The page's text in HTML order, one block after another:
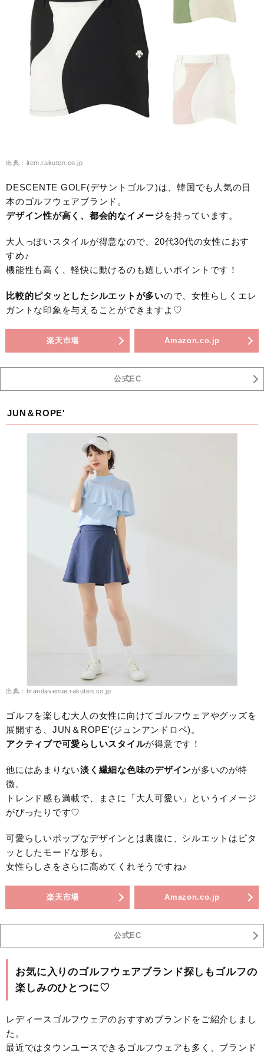
出典：item.rakuten.co.jp
DESCENTE GOLF(デサントゴルフ)は、韓国でも人気の日
本のゴルフウェアブランド。
デザイン性が高く、都会的なイメージを持っています。
大人っぽいスタイルが得意なので、20代30代の女性におす
すめ♪
機能性も高く、軽快に動けるのも嬉しいポイントです！
比較的ピタッとしたシルエットが多いので、女性らしくエレ
ガントな印象を与えることができますよ♡
楽天市場 Amazon.co.jp
公式EC
JUN＆ROPE'
出典：brandavenue.rakuten.co.jp
ゴルフを楽しむ大人の女性に向けてゴルフウェアやグッズを
展開する、JUN＆ROPE'(ジュンアンドロペ)。
アクティブで可愛らしいスタイルが得意です！
他にはあまりない淡く繊細な色味のデザインが多いのが特
徴。
トレンド感も満載で、まさに「大人可愛い」というイメージ
がぴったりです♡
可愛らしいポップなデザインとは裏腹に、シルエットはピタ
ッとしたモードな形も。
女性らしさをさらに高めてくれそうですね♪
楽天市場 Amazon.co.jp
公式EC
お気に入りのゴルフウェアブランド探しもゴルフの
楽しみのひとつに♡
レディースゴルフウェアのおすすめブランドをご紹介しまし
た。
最近ではタウンユースできるゴルフウェアも多く、ブランド